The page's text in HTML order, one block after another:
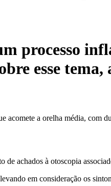
processo
esse
acomete a orelha média, com
achados à otoscopia
em consideração os